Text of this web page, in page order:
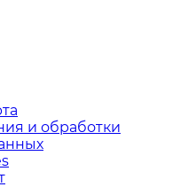
и обработки